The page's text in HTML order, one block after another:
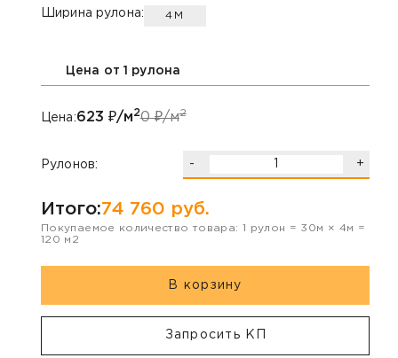
Ширина рулона: 4М
Цена от 1 рулона
Цена:623 ₽/м20₽/м2
Рулонов: - +
Итого:74 760 руб.
Покупаемое количество товара: 1 рулон = 30м × 4м =
120 м2
В корзину
Запросить КП